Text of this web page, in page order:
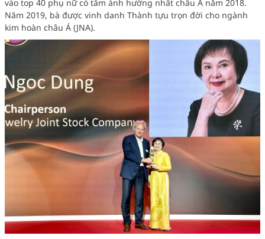
vào top 40 phụ nữ có tầm ảnh hưởng nhất châu Á năm 2018.
Năm 2019, bà được vinh danh Thành tựu trọn đời cho ngành
kim hoàn châu Á (JNA).